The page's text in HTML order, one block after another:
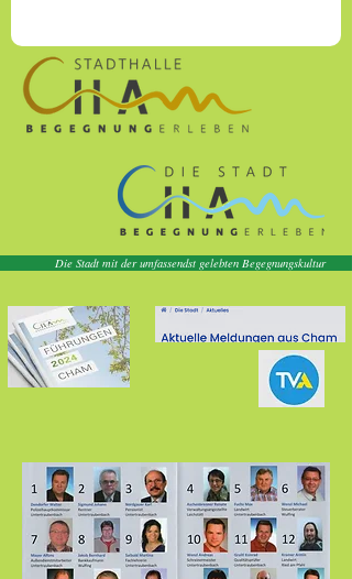
Die Stadt mit der umfassendst gelebten Begegnungskultur